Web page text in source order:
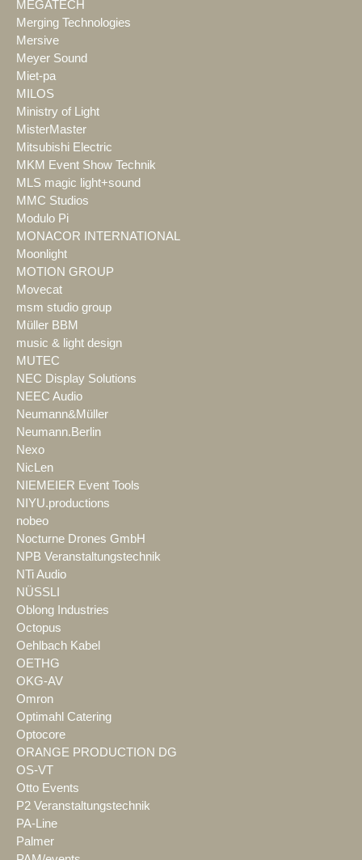
MEGATECH
Merging Technologies
Mersive
Meyer Sound
Miet-pa
MILOS
Ministry of Light
MisterMaster
Mitsubishi Electric
MKM Event Show Technik
MLS magic light+sound
MMC Studios
Modulo Pi
MONACOR INTERNATIONAL
Moonlight
MOTION GROUP
Movecat
msm studio group
Müller BBM
music & light design
MUTEC
NEC Display Solutions
NEEC Audio
Neumann&Müller
Neumann.Berlin
Nexo
NicLen
NIEMEIER Event Tools
NIYU.productions
nobeo
Nocturne Drones GmbH
NPB Veranstaltungstechnik
NTi Audio
NÜSSLI
Oblong Industries
Octopus
Oehlbach Kabel
OETHG
OKG-AV
Omron
Optimahl Catering
Optocore
ORANGE PRODUCTION DG
OS-VT
Otto Events
P2 Veranstaltungstechnik
PA-Line
Palmer